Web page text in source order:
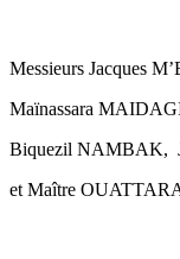
Messieurs Jacques
Maïnassara
Biquezil NAMBAK,
et Maître